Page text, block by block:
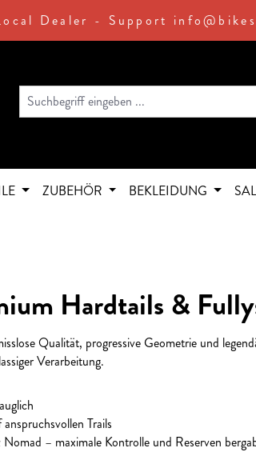
Dealer - Support
ZUBEHÖR BEKLEIDUNG
Hardtails &
Qualität, progressive Geometrie und
Verarbeitung.
Trails
– maximale Kontrolle und Reserven